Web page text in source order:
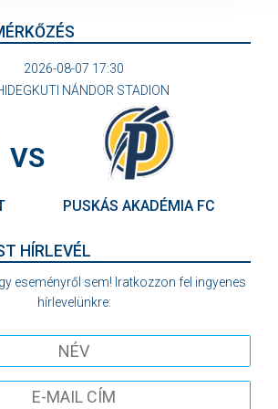
2026-08-07 17:30
NÁNDOR STADION
VS
PUSKÁS AKADÉMIA FC
HÍRLEVÉL
eseményről sem! Iratkozzon fel ingyenes
hírlevelünkre: